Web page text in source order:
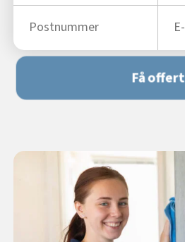
Få offert